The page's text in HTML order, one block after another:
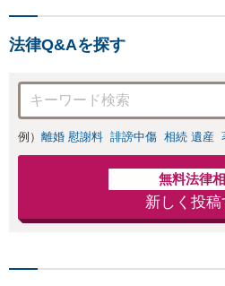
法律Q&Aを探す
例） 離婚 慰謝料 誹謗中傷 相続 遺産
無料法律
新しく投稿